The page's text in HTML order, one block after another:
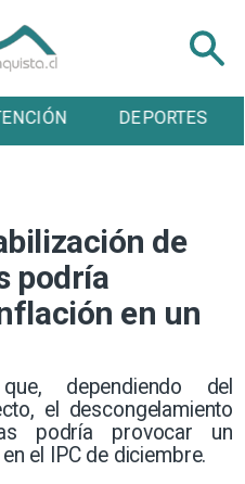
CULTURA
de
podría
en un
dependiendo del
el descongelamiento
podría provocar un
el IPC de diciembre.